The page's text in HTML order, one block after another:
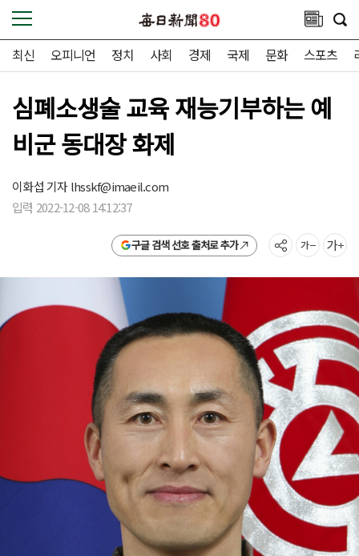
최신 오피니언 정치 사회 경제 국제 문화 스포츠
심폐소생술 교육 재능기부하는 예
비군 동대장 화제
이화섭 기자lhsskf@imaeil.com
입력 2022-12-08 14:12:37
구글 검색 선호 출처로 추가